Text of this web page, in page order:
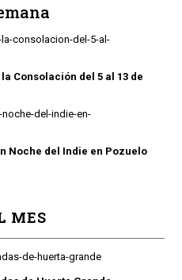
Consolación del 5 al 13 de
Noche del Indie en Pozuelo
MES